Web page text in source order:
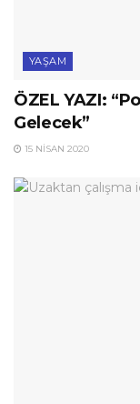
YAŞAM
ÖZEL YAZI:
Gelecek”
15 NISAN 2020